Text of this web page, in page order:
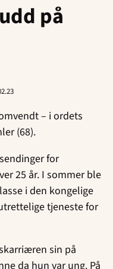
på
– i ordets
(68).
for
25 år. I sommer ble
i den kongelige
tjeneste for
sin på
da hun var ung. På